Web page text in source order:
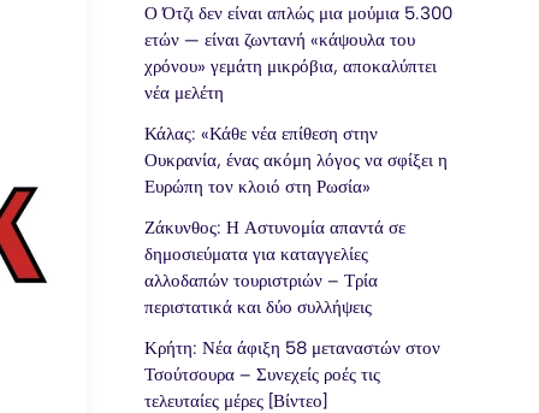
Ο Ότζι δεν είναι απλώς μια μούμια 5.300
ετών — είναι ζωντανή «κάψουλα του
χρόνου» γεμάτη μικρόβια, αποκαλύπτει
νέα μελέτη
Κάλας: «Κάθε νέα επίθεση στην
Ουκρανία, ένας ακόμη λόγος να σφίξει η
Ευρώπη τον κλοιό στη Ρωσία»
Ζάκυνθος: Η Αστυνομία απαντά σε
δημοσιεύματα για καταγγελίες
αλλοδαπών τουριστριών – Τρία
περιστατικά και δύο συλλήψεις
Κρήτη: Νέα άφιξη 58 μεταναστών στον
Τσούτσουρα – Συνεχείς ροές τις
τελευταίες μέρες [Βίντεο]